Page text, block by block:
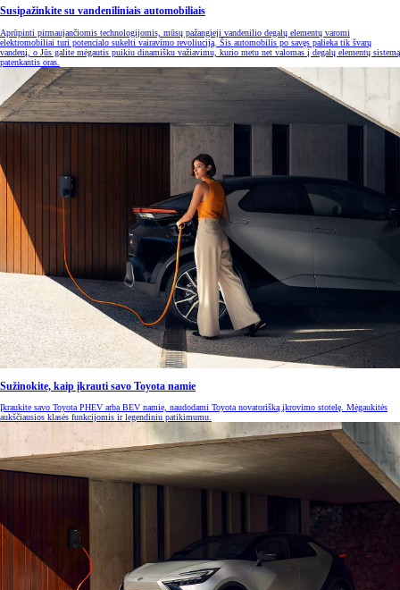
Susipažinkite su vandeniliniais automobiliais
Aprūpinti pirmaujančiomis technologijomis, mūsų pažangieji vandenilio degalų elementų varomi
elektromobiliai turi potencialo sukelti vairavimo revoliuciją. Šis automobilis po savęs palieka tik švarų
vandenį, o Jūs galite mėgautis puikiu dinamišku važiavimu, kurio metu net valomas į degalų elementų sistemą
patenkantis oras.
Sužinokite, kaip įkrauti savo Toyota namie
Įkraukite savo Toyota PHEV arba BEV namie, naudodami Toyota novatorišką įkrovimo stotelę. Mėgaukitės
aukščiausios klasės funkcijomis ir legendiniu patikimumu.